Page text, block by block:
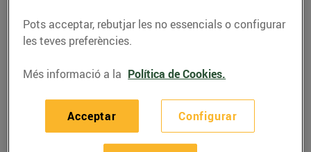
RECEPTES
Bunyols de Pernil Ibèric
i Formatge de Cabra
Per a 4 persones
Pots acceptar, rebutjar les no essencials o configurar
les teves preferències.
Més informació a la Política de Cookies.
Configurar
Acceptar